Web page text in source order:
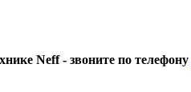
Neff - звоните по телефону